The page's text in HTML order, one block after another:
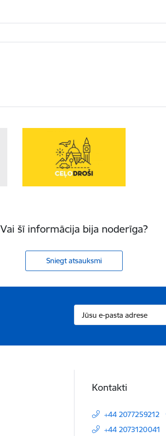
Vai šī informācija bija noderīga?
Sniegt atsauksmi
Kontakti
+44 2077259212
+44 2073120041